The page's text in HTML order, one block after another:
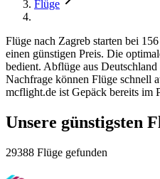
Flüge
Flüge nach Zagreb starten bei
einen günstigen Preis. Die
bedient. Abflüge aus
Nachfrage können Flüge schnell
mcflight.de ist Gepäck bereits im
Unsere günstigsten
29388 Flüge gefunden